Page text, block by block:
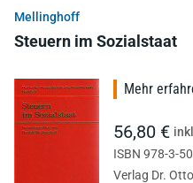
Mellinghoff
Steuern im Sozialstaat
Mehr
56,80 €
ISBN 978-3-
Verlag Dr.